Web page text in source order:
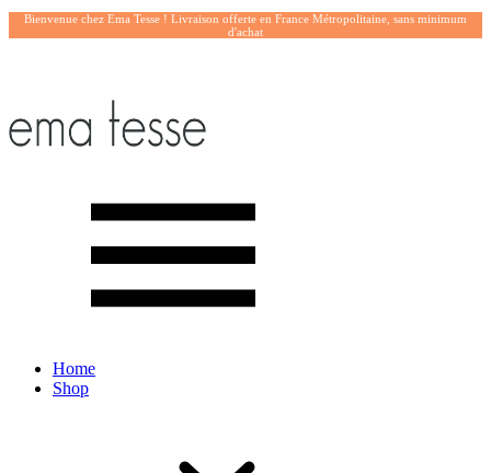
Bienvenue chez Ema Tesse ! Livraison offerte en France Métropolitaine, sans minimum
d'achat
Home
Shop